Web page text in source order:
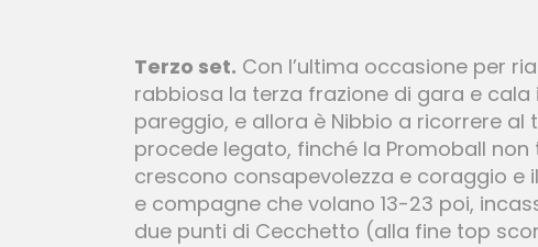
Terzo set. Con l’ultima occasione per
rabbiosa la terza frazione di gara e
pareggio, e allora è Nibbio a ricorrere al
procede legato, finché la Promoball non
crescono consapevolezza e coraggio e
e compagne che volano 13-23 poi,
due punti di Cecchetto (alla fine top